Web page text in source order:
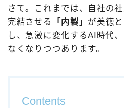
さて。これまでは、自社の
完結させる
「内製」 が美徳
し、急激に変化するAI時代
なくなりつつあります。
Contents